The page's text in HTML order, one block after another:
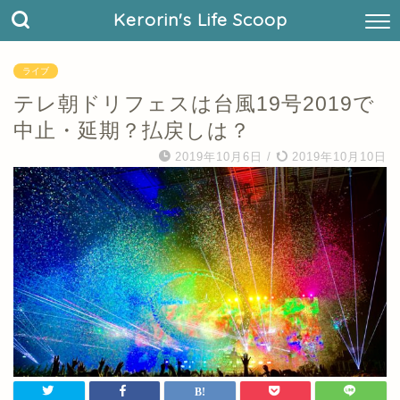
Kerorin's Life Scoop
ライブ
テレ朝ドリフェスは台風19号2019で
中止・延期？払戻しは？
2019年10月6日 / 2019年10月10日